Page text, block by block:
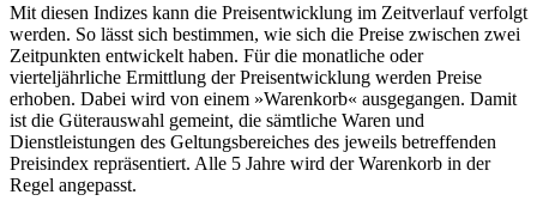
Mit diesen Indizes kann die Preisentwicklung im Zeitverlauf verfolgt
werden. So lässt sich bestimmen, wie sich die Preise zwischen zwei
Zeitpunkten entwickelt haben. Für die monatliche oder
vierteljährliche Ermittlung der Preisentwicklung werden Preise
erhoben. Dabei wird von einem »Warenkorb« ausgegangen. Damit
ist die Güterauswahl gemeint, die sämtliche Waren und
Dienstleistungen des Geltungsbereiches des jeweils betreffenden
Preisindex repräsentiert. Alle 5 Jahre wird der Warenkorb in der
Regel angepasst.